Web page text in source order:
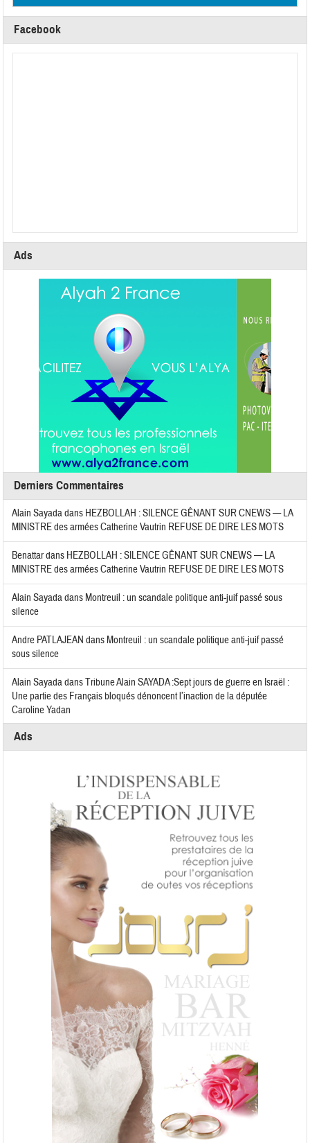
Facebook
Ads
Derniers Commentaires
Alain Sayadadans HEZBOLLAH : SILENCE GÊNANT SUR CNEWS — LA
MINISTRE des armées Catherine Vautrin REFUSE DE DIRE LES MOTS
Benattardans HEZBOLLAH : SILENCE GÊNANT SUR CNEWS — LA
MINISTRE des armées Catherine Vautrin REFUSE DE DIRE LES MOTS
Alain Sayadadans Montreuil : un scandale politique anti-juif passé sous
silence
Andre PATLAJEAN dans Montreuil : un scandale politique anti-juif passé
sous silence
Alain SayadadansTribune Alain SAYADA :Sept jours de guerre en Israël :
Une partie des Français bloqués dénoncent l’inaction de la députée
Caroline Yadan
Ads